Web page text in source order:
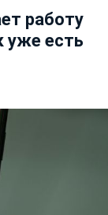
работу
уже есть